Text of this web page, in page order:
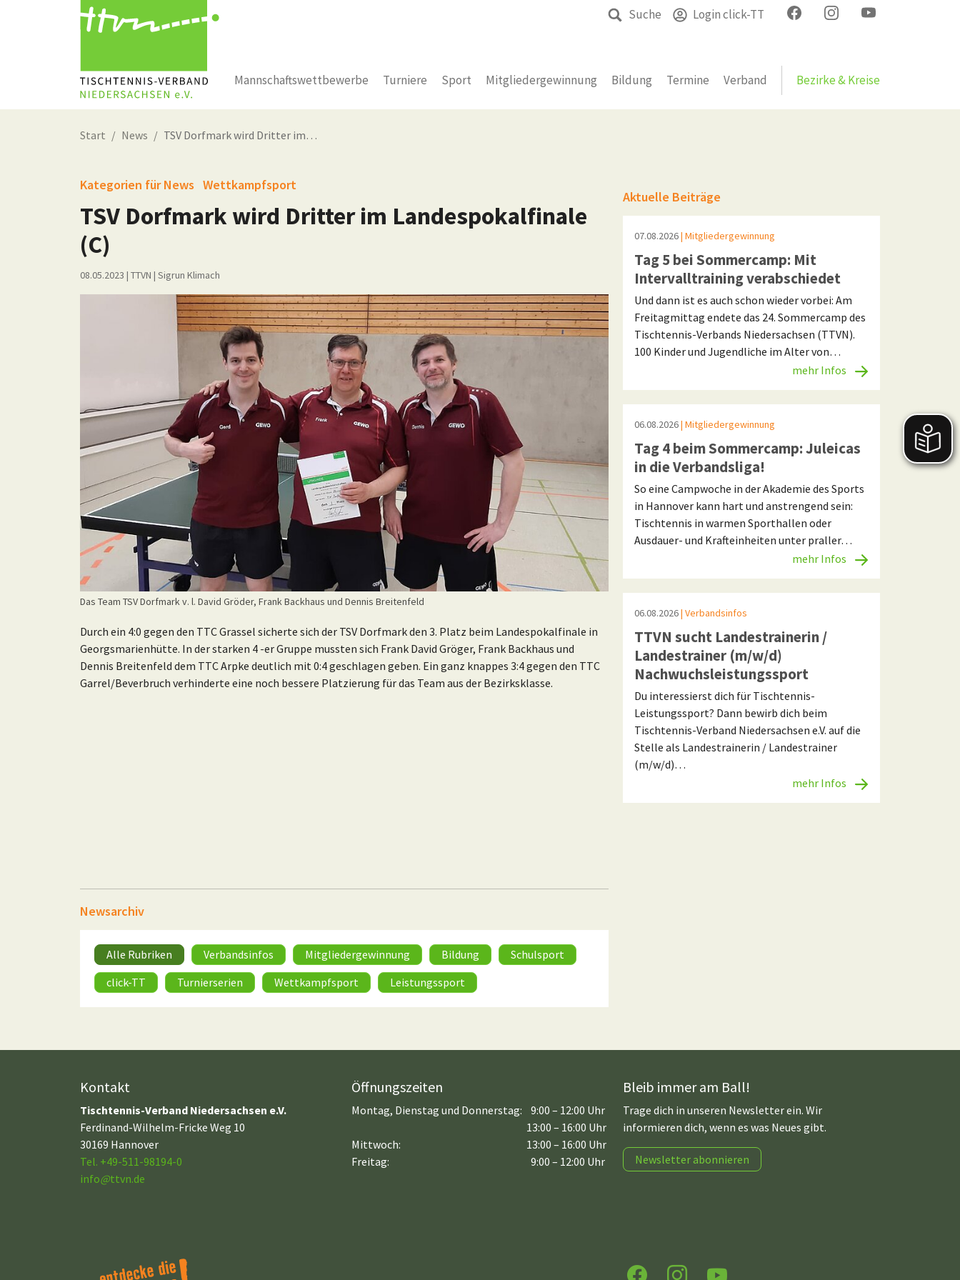
Suche Login click-TT
Mannschaftswettbewerbe Turniere Sport Mitgliedergewinnung Bildung Termine Verband Bezirke & Kreise
Start News TSV Dorfmark wird Dritter im…
Kategorien für News Wettkampfsport
TSV Dorfmark wird Dritter im Landespokalfinale
(C)
08.05.2023 | TTVN | Sigrun Klimach
Das Team TSV Dorfmark v. l. David Gröder, Frank Backhaus und Dennis Breitenfeld
Durch ein 4:0 gegen den TTC Grassel sicherte sich der TSV Dorfmark den 3. Platz beim Landespokalfinale in
Georgsmarienhütte. In der starken 4 -er Gruppe mussten sich Frank David Gröger, Frank Backhaus und
Dennis Breitenfeld dem TTC Arpke deutlich mit 0:4 geschlagen geben. Ein ganz knappes 3:4 gegen den TTC
Garrel/Beverbruch verhinderte eine noch bessere Platzierung für das Team aus der Bezirksklasse.
Aktuelle Beiträge
07.08.2026| Mitgliedergewinnung
Tag 5 bei Sommercamp: Mit
Intervalltraining verabschiedet
Und dann ist es auch schon wieder vorbei: Am
Freitagmittag endete das 24. Sommercamp des
Tischtennis-Verbands Niedersachsen (TTVN).
100 Kinder und Jugendliche im Alter von…
mehr Infos
06.08.2026| Mitgliedergewinnung
Tag 4 beim Sommercamp: Juleicas
in die Verbandsliga!
So eine Campwoche in der Akademie des Sports
in Hannover kann hart und anstrengend sein:
Tischtennis in warmen Sporthallen oder
Ausdauer- und Krafteinheiten unter praller…
mehr Infos
06.08.2026| Verbandsinfos
TTVN sucht Landestrainerin /
Landestrainer (m/w/d)
Nachwuchsleistungssport
Du interessierst dich für Tischtennis-
Leistungssport? Dann bewirb dich beim
Tischtennis-Verband Niedersachsen e.V. auf die
Stelle als Landestrainerin / Landestrainer
(m/w/d)…
mehr Infos
Newsarchiv
Alle Rubriken Verbandsinfos Mitgliedergewinnung Bildung
Schulsport
click-TT
Turnierserien Wettkampfsport Leistungssport
Kontakt
Tischtennis-Verband Niedersachsen e.V.
Ferdinand-Wilhelm-Fricke Weg 10
30169 Hannover
Tel. +49-511-98194-0
info@ttvn.de
Öffnungszeiten
Montag, Dienstag und Donnerstag:
9:00 – 12:00 Uhr
13:00 – 16:00 Uhr
Mittwoch:
Freitag:
13:00 – 16:00 Uhr
9:00 – 12:00 Uhr
Bleib immer am Ball!
Trage dich in unseren Newsletter ein. Wir
informieren dich, wenn es was Neues gibt.
Newsletter abonnieren